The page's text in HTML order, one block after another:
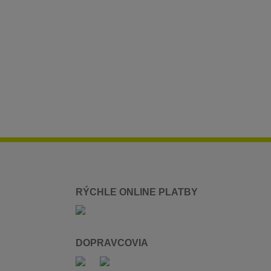
RÝCHLE ONLINE PLATBY
DOPRAVCOVIA